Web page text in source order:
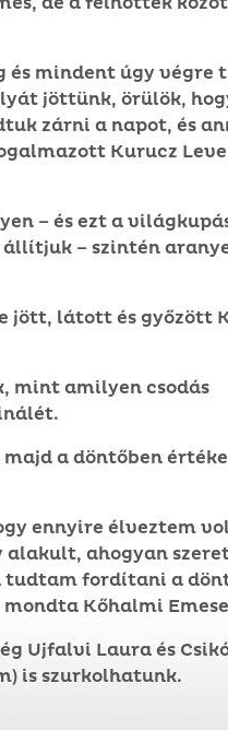
és mindent úgy végre
jöttünk, örülök,
zárni a napot, és
Kurucz
– és ezt a
– szintén
jött, látott és győzött
mint amilyen csodás
a döntőben
ennyire élveztem
alakult, ahogyan
tudtam fordítani a
Kőhalmi
Ujfalvi Laura és
is szurkolhatunk.